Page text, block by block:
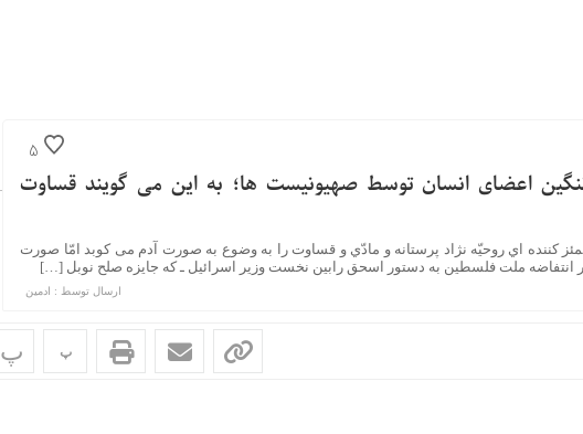
5
اعضای انسان توسط صهیونیست ها؛ به این می گویند قساوت
با روشني مشمئز كننده اي روحيّه نژاد پرستانه و مادّي و قساوت را به وضوع به صورت آدم می كوبد امّا صورت
در انتفاضه ملت فلسطين به دستور اسحق رابين نخست وزير اسرائيل ـ كه جايزه صلح نوبل […]
ارسال توسط : ادمین
پ پ